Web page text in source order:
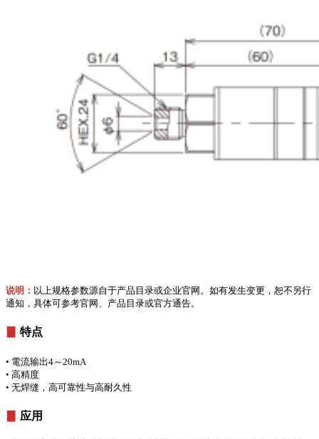
说明： 以上规格参数源自于产品目录或企业官网。如有发生变更，恕不另行
通知，具体可参考官网、产品目录或官方通告。
特点
• 電流输出4～20mA
• 高精度
• 无焊缝，高可靠性与高耐久性
应用